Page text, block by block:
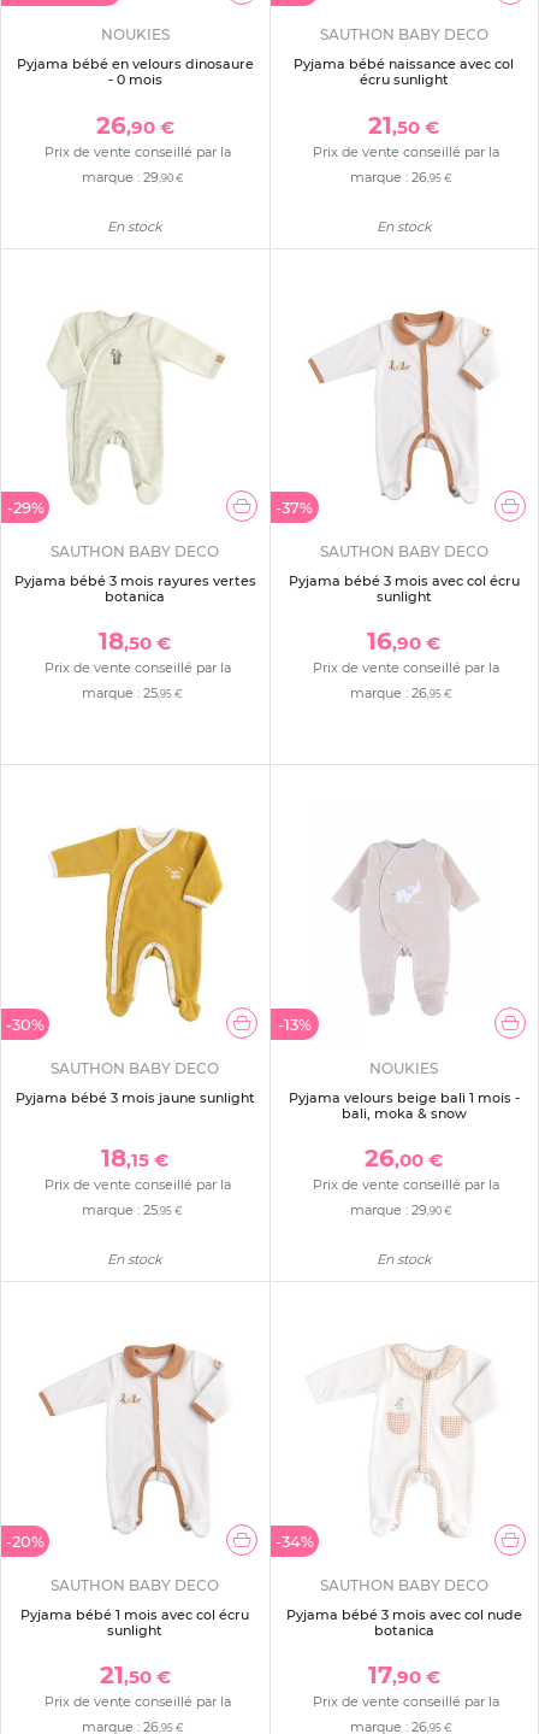
NOUKIES
Pyjama bébé en velours dinosaure
- 0 mois
26,90 €
Prix de vente conseillé par la
marque : 29 ,90 €
En stock
SAUTHON BABY DECO
Pyjama bébé naissance avec col
écru sunlight
21,50 €
Prix de vente conseillé par la
marque :26 ,95 €
En stock
-29%
SAUTHON BABY DECO
Pyjama bébé 3 mois rayures vertes
botanica
18,50 €
Prix de vente conseillé par la
marque :25,95 €
-37%
SAUTHON BABY DECO
Pyjama bébé 3 mois avec col écru
sunlight
16,90 €
Prix de vente conseillé par la
marque :26,95 €
-30%
SAUTHON BABY DECO
Pyjama bébé 3 mois jaune sunlight
18,15 €
Prix de vente conseillé par la
marque :25,95 €
En stock
-13%
NOUKIES
Pyjama velours beige bali 1 mois -
bali, moka & snow
26,00 €
Prix de vente conseillé par la
marque :29,90 €
En stock
-20%
SAUTHON BABY DECO
Pyjama bébé 1 mois avec col écru
sunlight
21,50 €
Prix de vente conseillé par la
marque : 26,95 €
-34%
SAUTHON BABY DECO
Pyjama bébé 3 mois avec col nude
botanica
17,90 €
Prix de vente conseillé par la
marque :26,95 €